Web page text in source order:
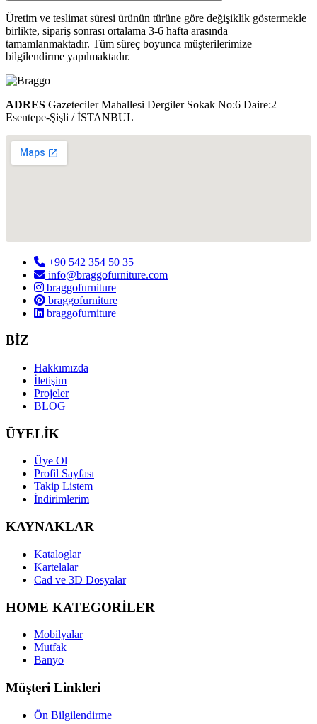
Üretim ve teslimat süresi ürünün türüne göre değişiklik göstermekle
birlikte, sipariş sonrası ortalama 3-6 hafta arasında
tamamlanmaktadır. Tüm süreç boyunca müşterilerimize
bilgilendirme yapılmaktadır.
ADRES Gazeteciler Mahallesi Dergiler Sokak No:6 Daire:2
Esentepe-Şişli / İSTANBUL
+90 542 354 50 35
info@braggofurniture.com
braggofurniture
braggofurniture
braggofurniture
BİZ
Hakkımızda
İletişim
Projeler
BLOG
ÜYELİK
Üye Ol
Profil Sayfası
Takip Listem
İndirimlerim
KAYNAKLAR
Kataloglar
Kartelalar
Cad ve 3D Dosyalar
HOME KATEGORİLER
Mobilyalar
Mutfak
Banyo
Müşteri Linkleri
Ön Bilgilendirme